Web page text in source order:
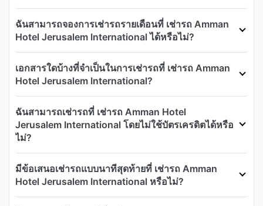
ฉันสามารถจองการเช่ารถรายเดือนที่ เช่ารถ Amman
Hotel Jerusalem International ได้หรือไม่?
เอกสารใดบ้างที่จำเป็นในการเช่ารถที่ เช่ารถ Amman
Hotel Jerusalem International?
ฉันสามารถเช่ารถที่ เช่ารถ Amman Hotel
Jerusalem International โดยไม่ใช้บัตรเครดิตได้หรือ
ไม่?
มีข้อเสนอเช่ารถแบบนาทีสุดท้ายที่ เช่ารถ Amman
Hotel Jerusalem International หรือไม่?